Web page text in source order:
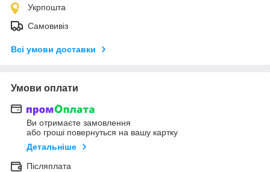
Укрпошта
Самовивіз
Всі умови доставки
Умови оплати
Ви отримаєте замовлення
або гроші повернуться на вашу картку
Детальніше
Післяплата